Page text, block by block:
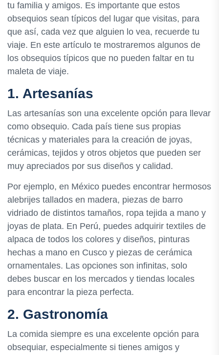
tu familia y amigos. Es importante que estos
obsequios sean típicos del lugar que visitas, para
que así, cada vez que alguien lo vea, recuerde tu
viaje. En este artículo te mostraremos algunos de
los obsequios típicos que no pueden faltar en tu
maleta de viaje.
1. Artesanías
Las artesanías son una excelente opción para llevar
como obsequio. Cada país tiene sus propias
técnicas y materiales para la creación de joyas,
cerámicas, tejidos y otros objetos que pueden ser
muy apreciados por sus diseños y calidad.
Por ejemplo, en México puedes encontrar hermosos
alebrijes tallados en madera, piezas de barro
vidriado de distintos tamaños, ropa tejida a mano y
joyas de plata. En Perú, puedes adquirir textiles de
alpaca de todos los colores y diseños, pinturas
hechas a mano en Cusco y piezas de cerámica
ornamentales. Las opciones son infinitas, solo
debes buscar en los mercados y tiendas locales
para encontrar la pieza perfecta.
2. Gastronomía
La comida siempre es una excelente opción para
obsequiar, especialmente si tienes amigos y